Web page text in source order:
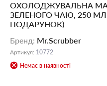
ОХОЛОДЖУВАЛЬНА
ЗЕЛЕНОГО ЧАЮ, 250
ПОДАРУНОК)
Бренд: Mr.Scrubber
Артикул: 10772
Немає в наявності